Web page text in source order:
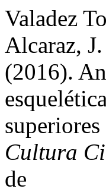
Valadez
Alcaraz,
(2016).
Cultura
de